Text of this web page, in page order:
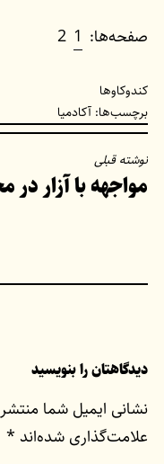
صفحه‌ها: 1
2
کندوکاوها
برچسب‌ها:آکادمیا
راهبری
نوشته
نوشته قبلی
مواجهه‌ با آزار در
دیدگاهتان را بنویسید
نشانی ایمیل شما
علامت‌گذاری شده‌اند *